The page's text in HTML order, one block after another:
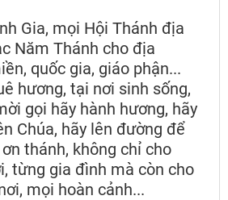
Gia, mọi Hội Thánh địa
Năm Thánh cho địa
quốc gia, giáo phận...
hương, tại nơi sinh sống,
gọi hãy hành hương, hãy
Chúa, hãy lên đường để
thánh, không chỉ cho
từng gia đình mà còn cho
mọi hoàn cảnh...